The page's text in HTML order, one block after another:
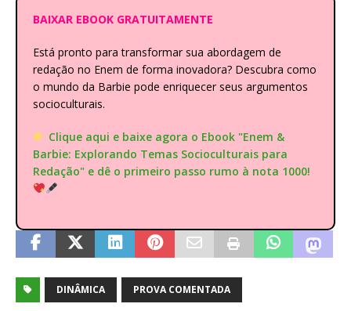
BAIXAR EBOOK GRATUITAMENTE
Está pronto para transformar sua abordagem de
redação no Enem de forma inovadora? Descubra como
o mundo da Barbie pode enriquecer seus argumentos
socioculturais.
Clique aqui e baixe agora o Ebook "Enem &
Barbie: Explorando Temas Socioculturais para
Redação" e dê o primeiro passo rumo à nota 1000!
DINÂMICA PROVA COMENTADA